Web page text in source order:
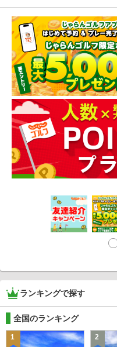
ランキングで探す
全国のランキング